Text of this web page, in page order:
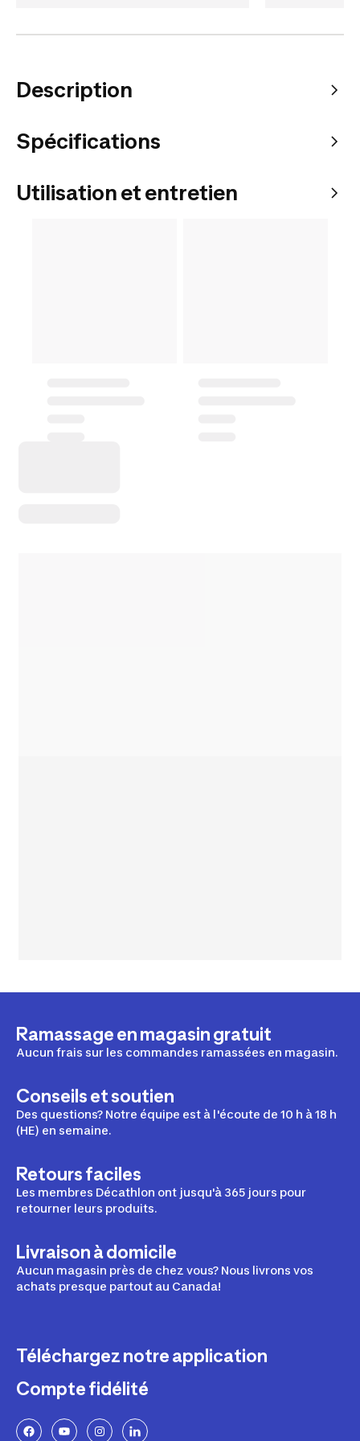
Description
Spécifications
Utilisation et entretien
Ramassage en magasin gratuit
Aucun frais sur les commandes ramassées en magasin.
Conseils et soutien
Des questions? Notre équipe est à l'écoute de 10 h à 18 h
(HE) en semaine.
Retours faciles
Les membres Décathlon ont jusqu'à 365 jours pour
retourner leurs produits.
Livraison à domicile
Aucun magasin près de chez vous? Nous livrons vos
achats presque partout au Canada!
Téléchargez notre application
Compte fidélité